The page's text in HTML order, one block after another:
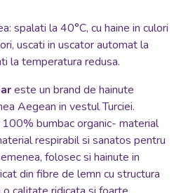
spalati la 40°C, cu haine in culori
uscati in uscator automat la
la temperatura redusa.
este un brand de hainute
Aegean in vestul Turciei.
bumbac organic- material
respirabil si sanatos pentru
folosec si hainute in
din fibre de lemn cu structura